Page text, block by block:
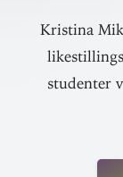
Kristina
studenter